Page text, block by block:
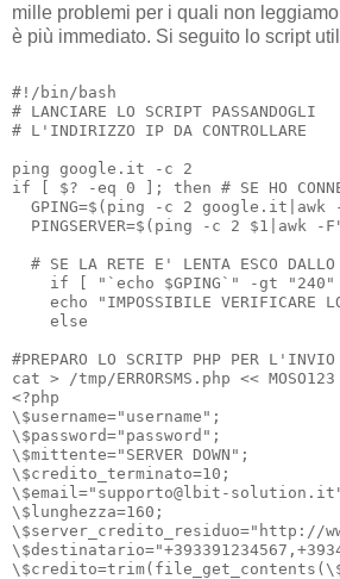
mille problemi per i quali non
è più immediato. Si seguito lo script
#!/bin/bash
# LANCIARE LO SCRIPT PASSANDOGLI
# L'INDIRIZZO IP DA CONTROLLARE
ping google.it -c 2
if [ $? -eq 0 ]; then # SE HO
GPING=$(ping -c 2 google.it|awk
PINGSERVER=$(ping -c 2 $1|awk -
# SE LA RETE E' LENTA ESCO DALLO
echo "IMPOSSIBILE VERIFICARE
    else
#PREPARO LO SCRITP PHP PER L'INVIO
cat > /tmp/ERRORSMS.php << MOSO123
<?php
\$username="username";
\$password="password";
\$mittente="SERVER DOWN";
\$credito_terminato=10;
\$email="supporto@lbit-
\$lunghezza=160;
\$server_credito_residuo="http://